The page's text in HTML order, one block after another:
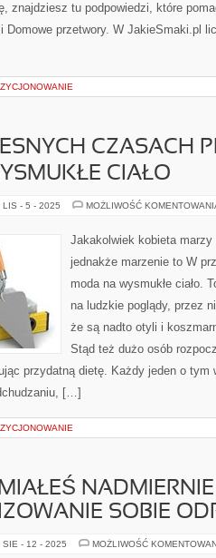
znajdziesz tu podpowiedzi, które
Domowe przetwory. W JakieSmaki.pl
CZASACH
CIAŁO
LIS - 5 - 2025 MOŻLIWOŚĆ
Jakakolwiek kobieta marzy
jednakże marzenie to W
moda na wysmukłe ciało.
na ludzkie poglądy, przez
że są nadto otyli i
Stąd też dużo osób
przydatną dietę. Każdy jeden o tym
[…]
SOBIE
SIE - 12 - 2025 MOŻLIWOŚĆ